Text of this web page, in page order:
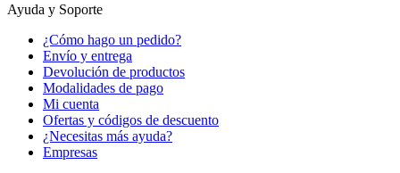
Ayuda y Soporte
¿Cómo hago un pedido?
Envío y entrega
Devolución de productos
Modalidades de pago
Mi cuenta
Ofertas y códigos de descuento
¿Necesitas más ayuda?
Empresas